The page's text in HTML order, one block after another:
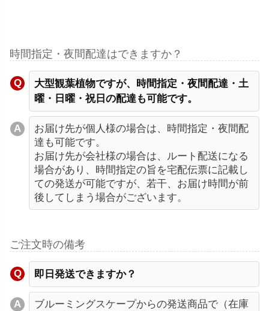
時間指定・夜間配達はできますか？
大型観葉植物ですが、時間指定・夜間配達・土
曜・日曜・祝日の配達も可能です。
お届け先が個人様の場合は、時間指定・夜間配
達も可能です。
お届け先が会社様の場合は、ルート配送になる
場合があり、時間指定の旨を宅配伝票に記載し
ての発送が可能ですが、若干、お届け時間が前
後してしまう場合がございます。
ご注文時の備考
即日発送できますか？
ブルーミングスケープからの発送商品で（在庫